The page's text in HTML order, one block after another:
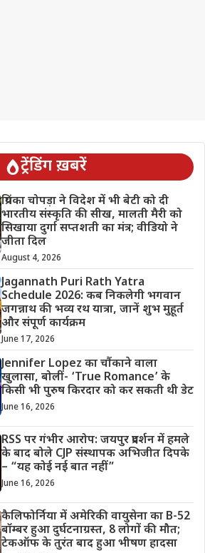
ट्रेंडिंग ख़बरें
प्रियंका चोपड़ा ने विदेश में भी बेटी को दी
भारतीय संस्कृति की सीख, मालती मैरी को
सिखाया दुर्गा सप्तशती का मंत्र; वीडियो ने
जीता दिल
August 4, 2026
Jagannath Puri Rath Yatra
Schedule 2026: कब निकलेगी भगवान
जगन्नाथ की भव्य रथ यात्रा, जानें शुभ मुहूर्त
और संपूर्ण कार्यक्रम
June 17, 2026
Jennifer Lopez का चौंकाने वाला
खुलासा, बोलीं- ‘True Romance’ के
किसी भी पुरुष किरदार को कर सकती थी डेट
June 16, 2026
RSS पर गंभीर आरोप: जयपुर प्रदर्शन में हमले
के बाद बोले CJP संस्थापक अभिजीत दिपके
– “यह कोई नई बात नहीं”
June 16, 2026
कैलिफोर्निया में अमेरिकी वायुसेना का B-52
बॉम्बर हुआ दुर्घटनाग्रस्त, 8 लोगों की मौत;
टेकऑफ के तुरंत बाद हुआ भीषण हादसा